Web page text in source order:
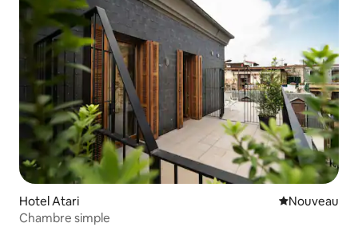
Hotel Atari Nouvel
Nouveau
Chambre simple